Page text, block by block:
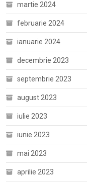
martie 2024
februarie 2024
ianuarie 2024
decembrie 2023
septembrie 2023
august 2023
iulie 2023
iunie 2023
mai 2023
aprilie 2023